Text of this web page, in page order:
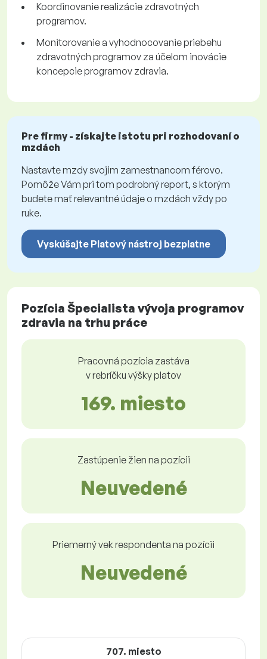
Koordinovanie realizácie zdravotných
programov.
Monitorovanie a vyhodnocovanie priebehu
zdravotných programov za účelom inovácie
koncepcie programov zdravia.
Pre firmy - získajte istotu pri rozhodovaní o
mzdách
Nastavte mzdy svojim zamestnancom férovo.
Pomôže Vám pri tom podrobný report, s ktorým
budete mať relevantné údaje o mzdách vždy po
ruke.
Vyskúšajte Platový nástroj bezplatne
Pozícia Špecialista vývoja programov
zdravia na trhu práce
Pracovná pozícia zastáva
v rebríčku výšky platov
169. miesto
Zastúpenie žien na pozícii
Neuvedené
Priemerný vek respondenta na pozícii
Neuvedené
707. miesto